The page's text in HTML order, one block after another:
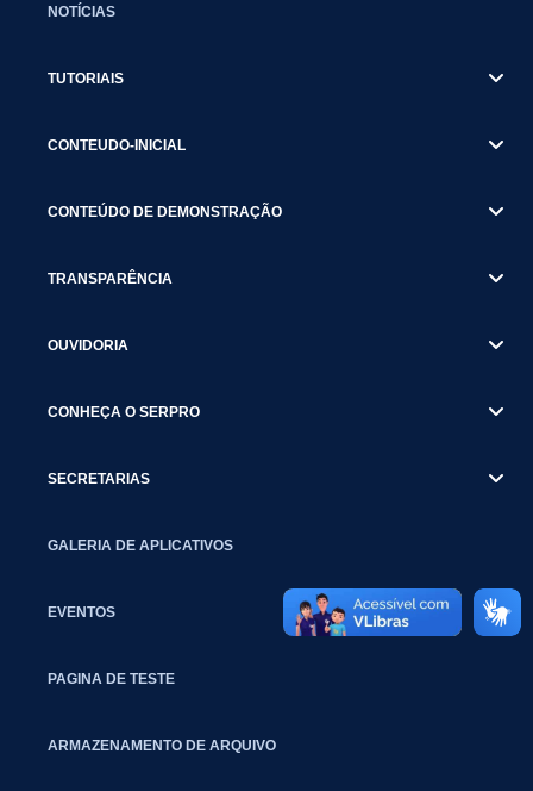
NOTÍCIAS
TUTORIAIS
CONTEUDO-INICIAL
CONTEÚDO DE DEMONSTRAÇÃO
TRANSPARÊNCIA
OUVIDORIA
CONHEÇA O SERPRO
SECRETARIAS
GALERIA DE APLICATIVOS
EVENTOS
PAGINA DE TESTE
ARMAZENAMENTO DE ARQUIVO